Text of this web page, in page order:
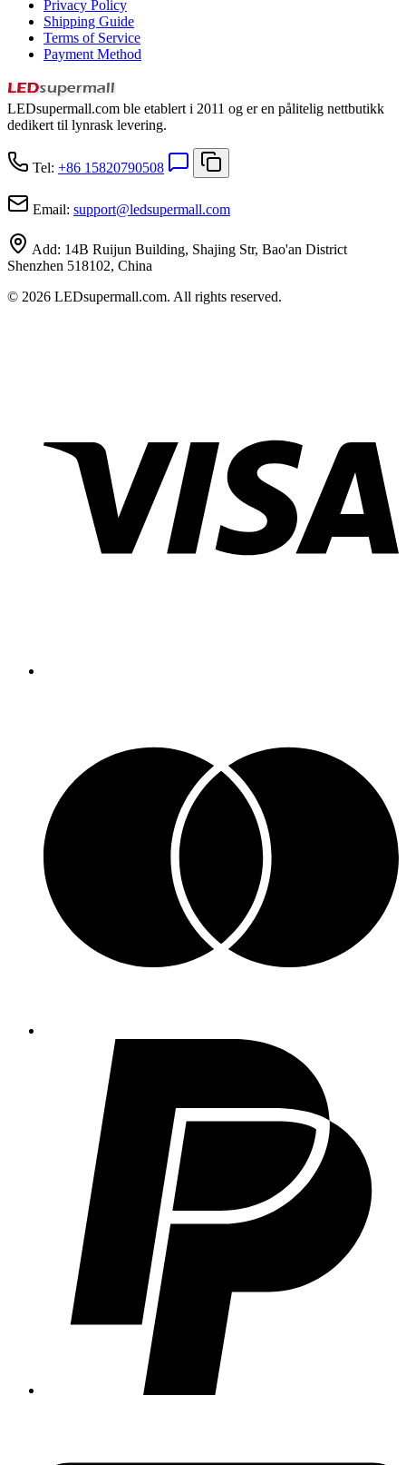
Privacy Policy
Shipping Guide
Terms of Service
Payment Method
LEDsupermall.com ble etablert i 2011 og er en pålitelig nettbutikk
dedikert til lynrask levering.
Tel: +86 15820790508
Email: support@ledsupermall.com
Add: 14B Ruijun Building, Shajing Str, Bao'an District
Shenzhen 518102, China
© 2026 LEDsupermall.com. All rights reserved.